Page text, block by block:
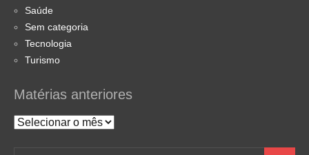
Saúde
Sem categoria
Tecnologia
Turismo
Matérias anteriores
Matérias